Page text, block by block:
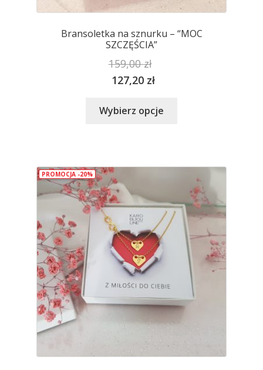
Bransoletka na sznurku – “MOC
SZCZĘŚCIA”
159,00zł
127,20 zł
Wybierz opcje
Opcje
można
wybrać
na
stronie
produktu
PROMOCJA -20%